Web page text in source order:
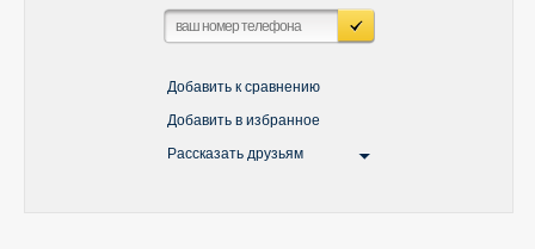
Добавить к сравнению
Добавить в избранное
Рассказать друзьям